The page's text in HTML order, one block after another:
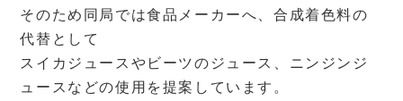
そのため同局では食品メーカーへ、合成着色料の
代替として
スイカジュースやビーツのジュース、ニンジンジ
ュースなどの使用を提案しています。